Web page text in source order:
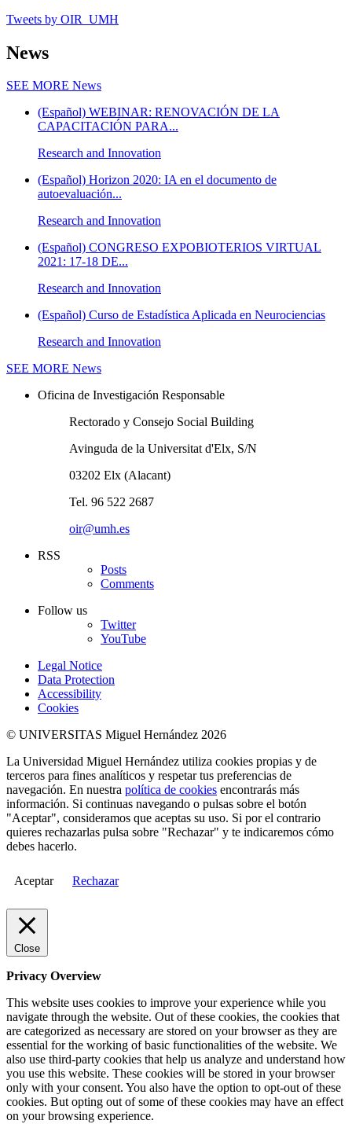
Tweets by OIR_UMH
News
SEE MORE News
(Español) WEBINAR: RENOVACIÓN DE LA
CAPACITACIÓN PARA...
Research and Innovation
(Español) Horizon 2020: IA en el documento de
autoevaluación...
Research and Innovation
(Español) CONGRESO EXPOBIOTERIOS VIRTUAL
2021: 17-18 DE...
Research and Innovation
(Español) Curso de Estadística Aplicada en Neurociencias
Research and Innovation
SEE MORE News
Oficina de Investigación Responsable
Rectorado y Consejo Social Building
Avinguda de la Universitat d'Elx, S/N
03202 Elx (Alacant)
Tel. 96 522 2687
oir@umh.es
RSS
Posts
Comments
Follow us
Twitter
YouTube
Legal Notice
Data Protection
Accessibility
Cookies
© UNIVERSITAS Miguel Hernández 2026
La Universidad Miguel Hernández utiliza cookies propias y de
terceros para fines analíticos y respetar tus preferencias de
navegación. En nuestra política de cookies encontrarás más
información. Si continuas navegando o pulsas sobre el botón
"Aceptar", consideramos que aceptas su uso. Si por el contrario
quieres rechazarlas pulsa sobre "Rechazar" y te indicaremos cómo
debes hacerlo.
Aceptar Rechazar
Close
Privacy Overview
This website uses cookies to improve your experience while you
navigate through the website. Out of these cookies, the cookies that
are categorized as necessary are stored on your browser as they are
essential for the working of basic functionalities of the website. We
also use third-party cookies that help us analyze and understand how
you use this website. These cookies will be stored in your browser
only with your consent. You also have the option to opt-out of these
cookies. But opting out of some of these cookies may have an effect
on your browsing experience.